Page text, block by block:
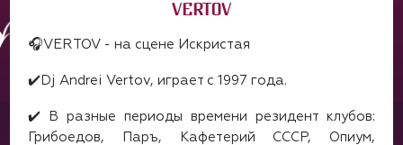
VERTOV
🎧VERTOV - на сцене Искристая
✔️Dj Andrei Vertov, играет с 1997 года.
✔️ В разные периоды времени резидент клубов:
Грибоедов, Паръ, Кафетерий СССР, Опиум,